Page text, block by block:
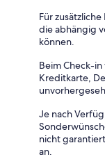
Für
die abhängig
können.
Beim Check-
Kreditkarte,
Je nach
nicht
an.